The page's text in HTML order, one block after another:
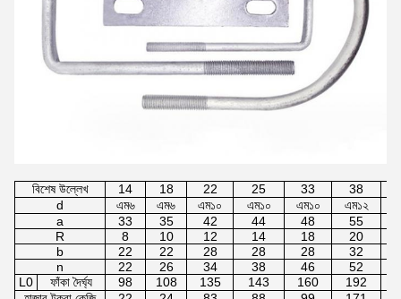
বিশেষ উল্লেখ 14 18 22 25 33 38
d
এম৬ এম৬ এম১০ এম১০ এম১০ এম১২
a
33 35 42 44 48 55
R
8 10 12 14 18 20
b
22 22 28 28 28 32
n
22 26 34 38 46 52
L0
ফাঁকা দৈর্ঘ্য 98 108 135 143 160 192